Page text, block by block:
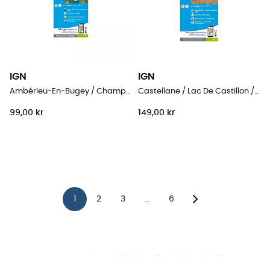
IGN
Ambérieu-En-Bugey / Champagne-En-Valromey / Massif Du Bugey
99,00 kr
IGN
Castellane / Lac De Castillon / Pnr Du Verdon
149,00 kr
2 3 6